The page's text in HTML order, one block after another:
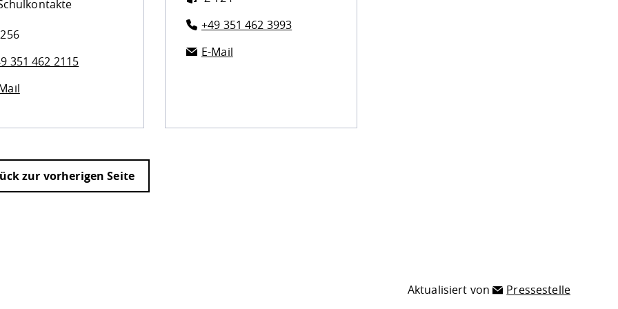
351 462 2115
+49 351 462 3993
E-Mail
zur vorherigen Seite
Aktualisiert von Pressestelle